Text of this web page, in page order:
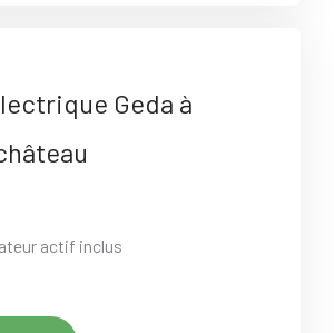
Geda à
actif inclus